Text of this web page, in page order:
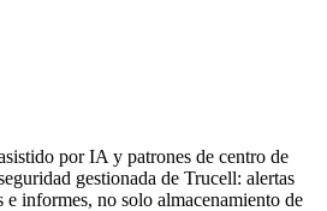
por IA y patrones de centro de
gestionada de Trucell: alertas
informes, no solo almacenamiento de